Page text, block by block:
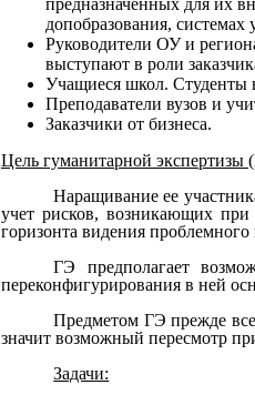
допобразования,
Руководители ОУ и
выступают в роли
Учащиеся школ. Студенты
Преподаватели вузов и
Заказчики от бизнеса.
Цель гуманитарной экспертизы
Наращивание ее
учет рисков, возникающих
горизонта видения проблемного
ГЭ предполагает
переконфигурирования в ней
Предметом ГЭ прежде
значит возможный пересмотр
Задачи: